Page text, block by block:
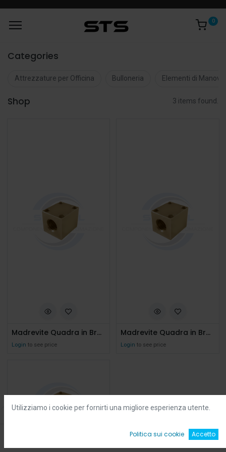
Default
0
Categories
Attrezzature per Officina Bulloneria Elementi di
Shop 3 items found.
Madrevite Quadra in Bronzo D.20 P4 Dx Preforata
Login to see price
Madrevite Quadra in Bronzo D.16 P4 Dx Preforata
Login to see price
Utilizziamo i cookie per fornirti una migliore esperienza utente.
Politica sui cookie Accetto